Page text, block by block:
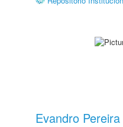
Evandro